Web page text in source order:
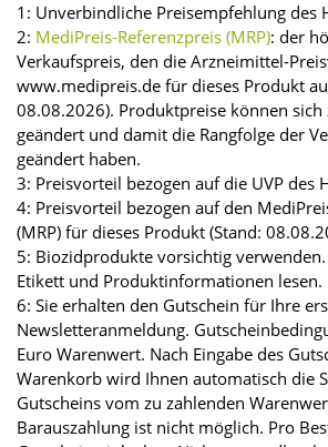
1: Unverbindliche Preisempfehlung des
2: MediPreis-Referenzpreis (MRP): der
Verkaufspreis, den die Arzneimittel-
www.medipreis.de für dieses Produkt
08.08.2026). Produktpreise können sich
geändert und damit die Rangfolge der
geändert haben.
3: Preisvorteil bezogen auf die UVP des
4: Preisvorteil bezogen auf den
(MRP) für dieses Produkt (Stand:
5: Biozidprodukte vorsichtig
Etikett und Produktinformationen lesen.
6: Sie erhalten den Gutschein für Ihre
Newsletteranmeldung.
Euro Warenwert. Nach Eingabe des
Warenkorb wird Ihnen automatisch die
Gutscheins vom zu zahlenden
Barauszahlung ist nicht möglich. Pro